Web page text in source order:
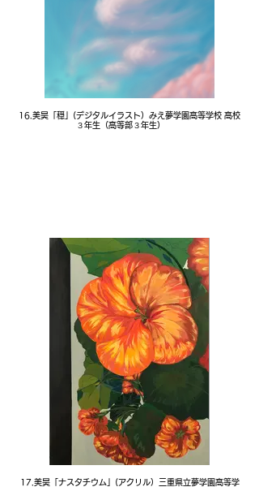
16.美昊「穏」(デジタルイラスト）みえ夢学園高等学校 高校
３年生（高等部３年生）
17.美昊「ナスタチウム」(アクリル）三重県立夢学園高等学